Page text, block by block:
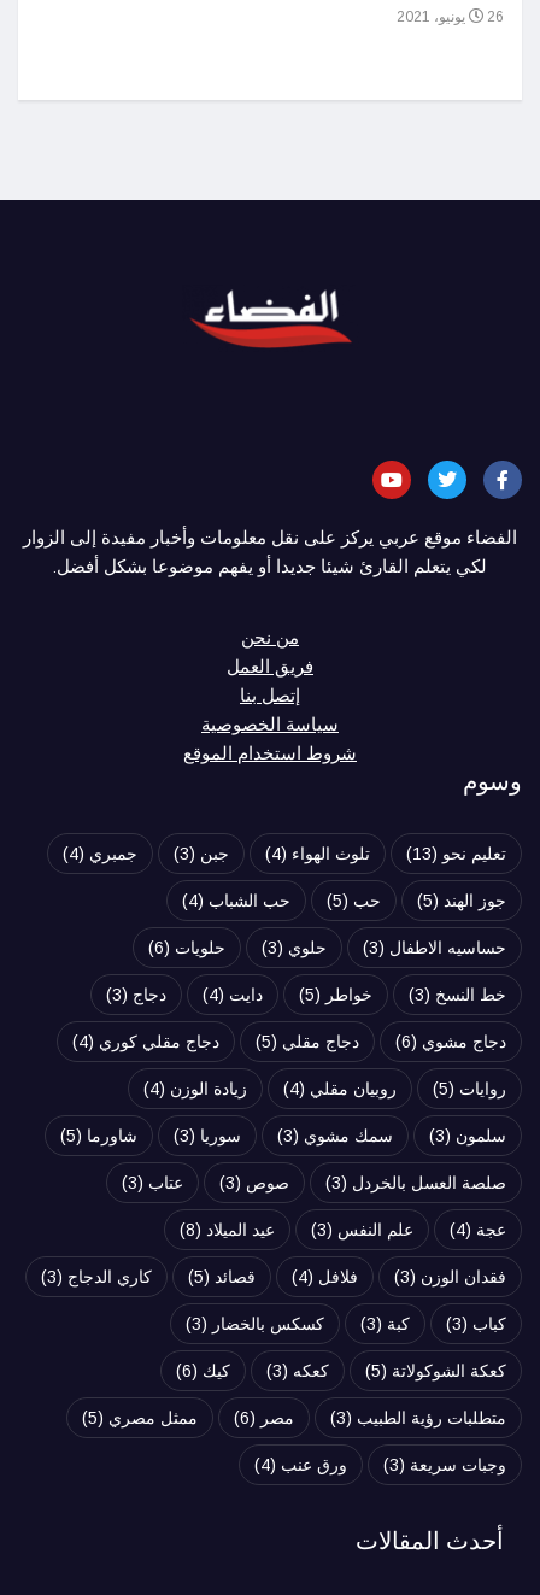
26 يونيو، 2021
الفضاء موقع عربي يركز على نقل معلومات وأخبار مفيدة إلى الزوار
لكي يتعلم القارئ شيئا جديدا أو يفهم موضوعا بشكل أفضل.
من نحن
فريق العمل
إتصل بنا
سياسة الخصوصية
شروط استخدام الموقع
وسوم
تعليم نحو (13) تلوث الهواء (4) جبن (3) جمبري (4)
جوز الهند (5) حب (5) حب الشباب (4)
حساسيه الاطفال (3) حلوي (3) حلويات (6)
خط النسخ (3) خواطر (5) دايت (4) دجاج (3)
دجاج مشوي (6) دجاج مقلي (5) دجاج مقلي كوري (4)
روايات (5) روبيان مقلي (4) زيادة الوزن (4)
سلمون (3) سمك مشوي (3) سوريا (3) شاورما (5)
صلصة العسل بالخردل (3) صوص (3) عتاب (3)
عجة (4) علم النفس (3) عيد الميلاد (8)
فقدان الوزن (3) فلافل (4) قصائد (5) كاري الدجاج (3)
كباب (3) كبة (3) كسكس بالخضار (3)
كعكة الشوكولاتة (5) كعكه (3) كيك (6)
متطلبات رؤية الطبيب (3) مصر (6) ممثل مصري (5)
وجبات سريعة (3) ورق عنب (4)
أحدث المقالات